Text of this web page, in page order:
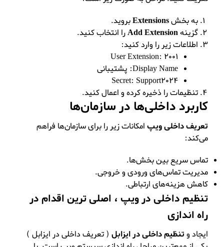
به بخشExtensionsبروید.
گزینهAdd Extensionرا انتخاب کنید.
اطلاعات زیر را وارد کنید:
User Extension: 2001
Display Name: پشتیبانی
Secret: Support2024
تنظیمات را ذخیره کرده و اعمال کنید.
کاربرد داخلی‌ها در سازمان‌ها
تعریف داخلی ویپ امکانات زیر را برای سازمان‌ها فراهم
می‌کند:
تماس سریع بین بخش‌ها.
مدیریت تماس‌های ورودی و خروجی.
کاهش هزینه‌های ارتباطی.
تنظیم داخلی در ویپ ، اصلی ترین اقدام در
راه اندازی
ایجاد و تنظیم داخلی در ایزابل ( تعریف داخلی در ایزابل )